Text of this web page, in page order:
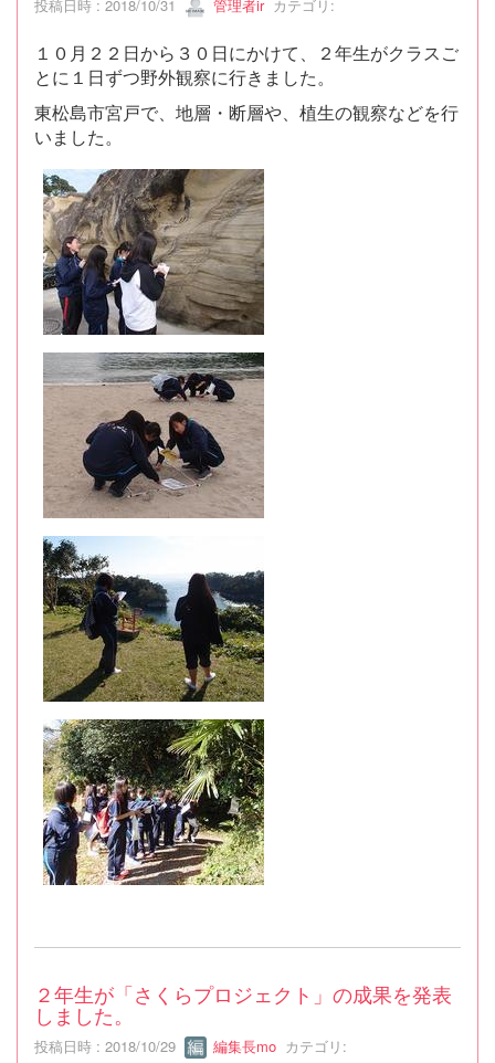
投稿日時 : 2018/10/31 管理者irカテゴリ:
１０月２２日から３０日にかけて、２年生がクラスご
とに１日ずつ野外観察に行きました。
東松島市宮戸で、地層・断層や、植生の観察などを行
いました。
２年生が「さくらプロジェクト」の成果を発表
しました。
投稿日時 : 2018/10/29 編集長mo カテゴリ: